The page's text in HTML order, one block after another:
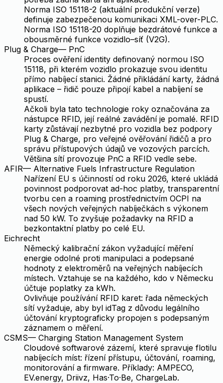
Norma ISO 15118-2 (aktuální produkční verze)
definuje zabezpečenou komunikaci XML-over-PLC.
Norma ISO 15118-20 doplňuje bezdrátové funkce a
obousměrné funkce vozidlo–síť (V2G).
Plug & Charge— PnC
Proces ověření identity definovaný normou ISO
15118, při kterém vozidlo prokazuje svou identitu
přímo nabíjecí stanici. Žádné přikládání karty, žádná
aplikace – řidič pouze připojí kabel a nabíjení se
spustí.
Ačkoli byla tato technologie roky označována za
nástupce RFID, její reálné zavádění je pomalé. RFID
karty zůstávají nezbytné pro vozidla bez podpory
Plug & Charge, pro veřejné ověřování řidičů a pro
správu přístupových údajů ve vozových parcích.
Většina sítí provozuje PnC a RFID vedle sebe.
AFIR— Alternative Fuels Infrastructure Regulation
Nařízení EU s účinností od roku 2026, které ukládá
povinnost podporovat ad-hoc platby, transparentní
tvorbu cen a roaming prostřednictvím OCPI na
všech nových veřejných nabíječkách s výkonem
nad 50 kW. To zvyšuje požadavky na RFID a
bezkontaktní platby po celé EU.
Eichrecht
Německý kalibrační zákon vyžadující měření
energie odolné proti manipulaci a podepsané
hodnoty z elektroměrů na veřejných nabíjecích
místech. Vztahuje se na každého, kdo v Německu
účtuje poplatky za kWh.
Ovlivňuje používání RFID karet: řada německých
sítí vyžaduje, aby byl idTag z důvodu legálního
účtování kryptograficky propojen s podepsaným
záznamem o měření.
CSMS— Charging Station Management System
Cloudové softwarové zázemí, které spravuje flotilu
nabíjecích míst: řízení přístupu, účtování, roaming,
monitorování a firmware. Příklady: AMPECO,
EV.energy, Driivz, Has·To·Be, ChargeLab.